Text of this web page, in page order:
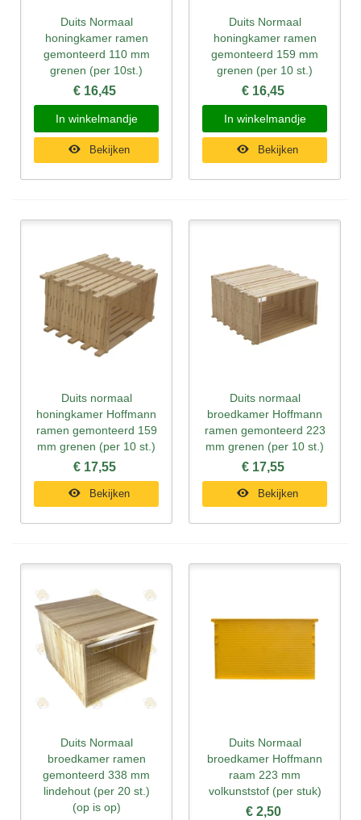
Duits Normaal
honingkamer ramen
gemonteerd 110 mm
grenen (per 10st.)
€ 16,45
In winkelmandje
Bekijken
Duits Normaal
honingkamer ramen
gemonteerd 159 mm
grenen (per 10 st.)
€ 16,45
In winkelmandje
Bekijken
Duits normaal
honingkamer Hoffmann
ramen gemonteerd 159
mm grenen (per 10 st.)
€ 17,55
Bekijken
Duits normaal
broedkamer Hoffmann
ramen gemonteerd 223
mm grenen (per 10 st.)
€ 17,55
Bekijken
Duits Normaal
broedkamer ramen
gemonteerd 338 mm
lindehout (per 20 st.)
(op is op)
Duits Normaal
broedkamer Hoffmann
raam 223 mm
volkunststof (per stuk)
€ 2,50